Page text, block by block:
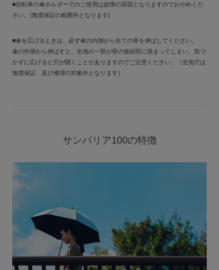
■自転車の傘ホルダーでのご使用は故障の原因となりますのでおやめくだ
さい。(無償保証の範囲外となります)
■傘を広げるときは、必ず傘の内側から全ての骨を伸ばしてください。
傘の外側から伸ばすと、生地の一部が骨の接続部に挟まってしまい、気づ
かずに広げると穴が開くことがありますのでご注意ください。（生地穴は
無償保証、及び修理の対象外となります）
サンバリア100の特徴